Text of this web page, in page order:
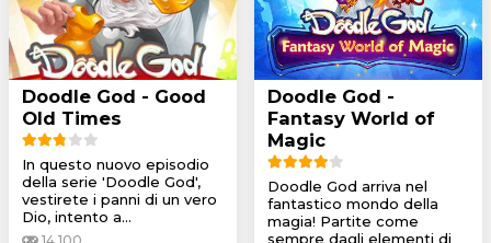
Doodle God - Good
Old Times
In questo nuovo episodio
della serie 'Doodle God',
vestirete i panni di un vero
Dio, intento a...
Doodle God -
Fantasy World of
Magic
Doodle God arriva nel
fantastico mondo della
magia! Partite come
sempre dagli elementi di